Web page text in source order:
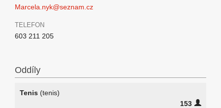
Marcela.nyk@seznam.cz
TELEFON
603 211 205
Oddíly
Tenis (tenis)
153